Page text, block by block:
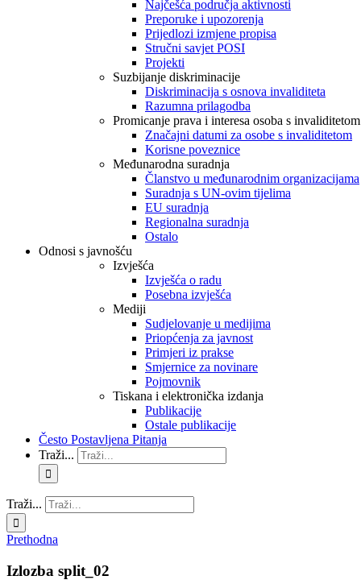
Najčešća područja aktivnosti
Preporuke i upozorenja
Prijedlozi izmjene propisa
Stručni savjet POSI
Projekti
Suzbijanje diskriminacije
Diskriminacija s osnova invaliditeta
Razumna prilagodba
Promicanje prava i interesa osoba s invaliditetom
Značajni datumi za osobe s invaliditetom
Korisne poveznice
Međunarodna suradnja
Članstvo u međunarodnim organizacijama
Suradnja s UN-ovim tijelima
EU suradnja
Regionalna suradnja
Ostalo
Odnosi s javnošću
Izvješća
Izvješća o radu
Posebna izvješća
Mediji
Sudjelovanje u medijima
Priopćenja za javnost
Primjeri iz prakse
Smjernice za novinare
Pojmovnik
Tiskana i elektronička izdanja
Publikacije
Ostale publikacije
Često Postavljena Pitanja
Traži...
Traži...
Prethodna
Izlozba split_02